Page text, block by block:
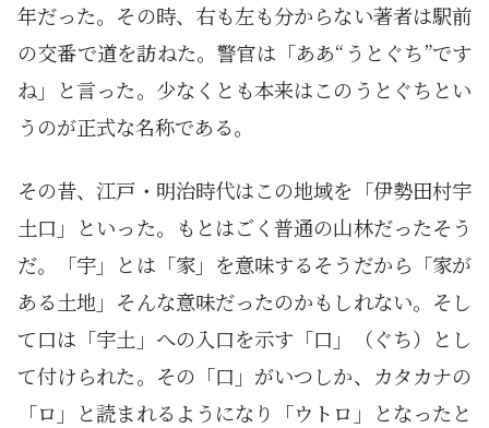
年だった。その時、右も左も分からない著者は駅前
の交番で道を訪ねた。警官は「ああ“うとぐち”です
ね」と言った。少なくとも本来はこのうとぐちとい
うのが正式な名称である。
その昔、江戸・明治時代はこの地域を「伊勢田村宇
土口」といった。もとはごく普通の山林だったそう
だ。「宇」とは「家」を意味するそうだから「家が
ある土地」そんな意味だったのかもしれない。そし
て口は「宇土」への入口を示す「口」（ぐち）とし
て付けられた。その「口」がいつしか、カタカナの
「ロ」と読まれるようになり「ウトロ」となったと